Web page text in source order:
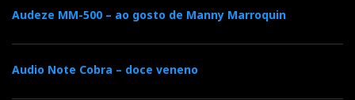
Audeze MM-500 – ao gosto de Manny Marroquin
Audio Note Cobra – doce veneno